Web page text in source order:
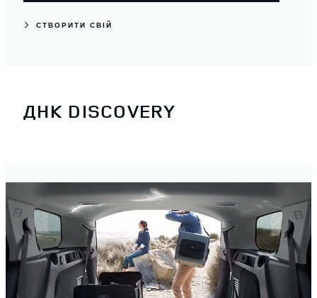
СТВОРИТИ СВІЙ
ДНК DISCOVERY